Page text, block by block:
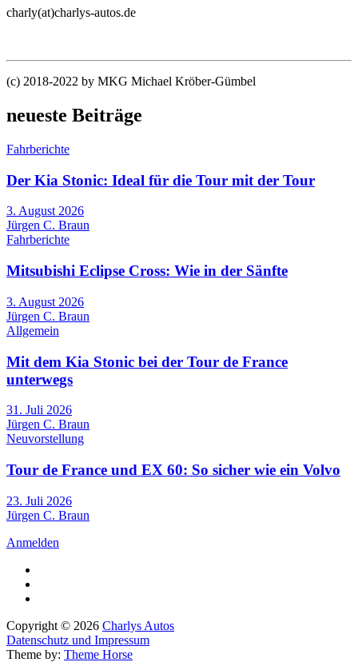
charly(at)charlys-autos.de
(c) 2018-2022 by MKG Michael Kröber-Gümbel
neueste Beiträge
Fahrberichte
Der Kia Stonic: Ideal für die Tour mit der Tour
3. August 2026
Jürgen C. Braun
Fahrberichte
Mitsubishi Eclipse Cross: Wie in der Sänfte
3. August 2026
Jürgen C. Braun
Allgemein
Mit dem Kia Stonic bei der Tour de France
unterwegs
31. Juli 2026
Jürgen C. Braun
Neuvorstellung
Tour de France und EX 60: So sicher wie ein Volvo
23. Juli 2026
Jürgen C. Braun
Anmelden
Copyright © 2026 Charlys Autos
Datenschutz und Impressum
Theme by: Theme Horse